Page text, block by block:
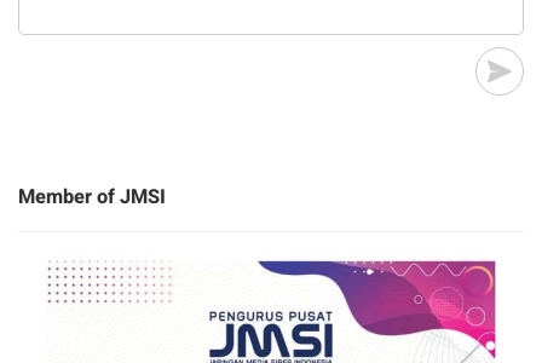
Member of JMSI